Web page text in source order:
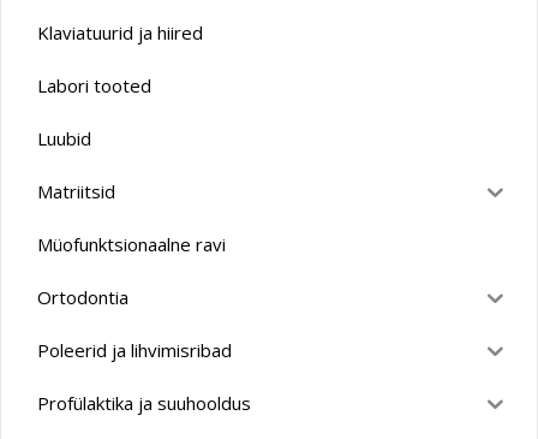
Klaviatuurid ja hiired
Labori tooted
Luubid
Matriitsid
Müofunktsionaalne ravi
Ortodontia
Poleerid ja lihvimisribad
Profülaktika ja suuhooldus